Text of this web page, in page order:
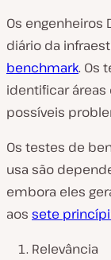
Os engenheiros
diário da
benchmark. Os
identificar
possíveis
Os testes de
usa são
embora eles
aos sete
Relevância